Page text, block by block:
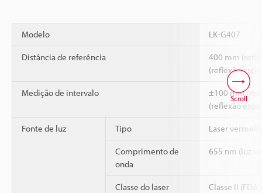
Modelo LK-G407
Distância de referência
400 mm
(reflexão
Medição de intervalo
±100 mm
(reflexão
Fonte de luz Tipo Laser
Comprimento de
onda
655 nm (luz
Classe do laser
Classe II (FDA
Scroll